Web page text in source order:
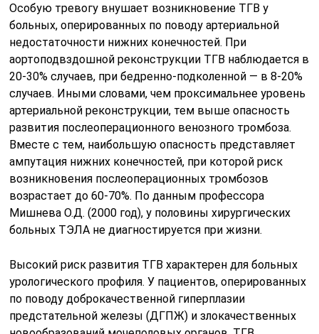
Особую тревогу внушает возникновение ТГВ у
больных, оперированных по поводу артериальной
недостаточности нижних конечностей. При
аортоподвздошной реконструкции ТГВ наблюдается в
20-30% случаев, при бедренно-подколенной — в 8-20%
случаев. Иными словами, чем проксимальнее уровень
артериальной реконструкции, тем выше опасность
развития послеоперационного венозного тромбоза.
Вместе с тем, наибольшую опасность представляет
ампутация нижних конечностей, при которой риск
возникновения послеоперационных тромбозов
возрастает до 60-70%. По данным профессора
Мишнева О.Д. (2000 год), у половины хирургических
больных ТЭЛА не диагностируется при жизни.
Высокий риск развития ТГВ характерен для больных
урологического профиля. У пациентов, оперированных
по поводу доброкачественной гиперплазии
предстательной железы (ДГПЖ) и злокачественных